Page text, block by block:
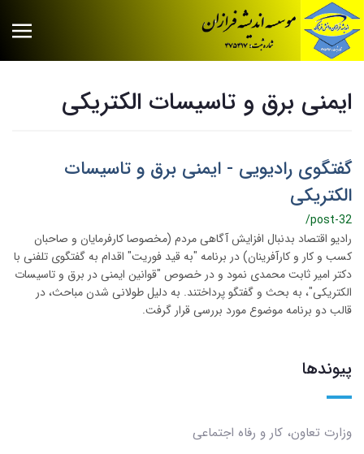
ایمنی برق و تاسیسات الکتریکی
گفتگوی رادیویی - ایمنی برق و تاسیسات
الکتریکی
/post-32
رادیو اقتصاد بدنبال افزایش آگاهی مردم (مخصوصا کارفرمایان و صاحبان
کسب و کار و کارآفرینان) در برنامه "به قید فوریت" اقدام به گفتگوی تلفنی با
دکتر امیر ثابت محمدی نمود و در خصوص "قوانین ایمنی در برق و تاسیسات
الکتریکی"، به بحث و گفتگو پرداختند. به دلیل طولانی شدن مباحث، در
قالب دو برنامه موضوع مورد بررسی قرار گرفت.
پیوندها
وزارت تعاون، کار و رفاه اجتماعی